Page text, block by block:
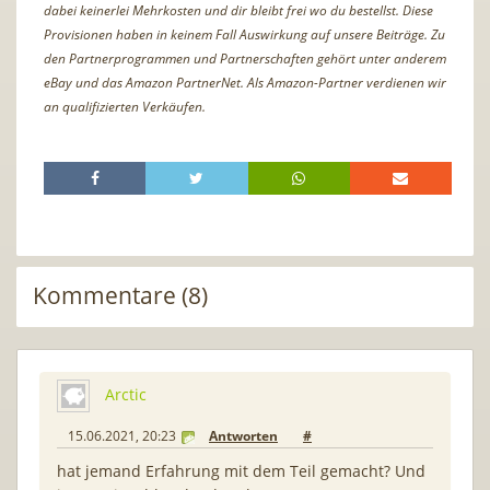
dabei keinerlei Mehrkosten und dir bleibt frei wo du bestellst. Diese
Provisionen haben in keinem Fall Auswirkung auf unsere Beiträge. Zu
den Partnerprogrammen und Partnerschaften gehört unter anderem
eBay und das Amazon PartnerNet. Als Amazon-Partner verdienen wir
an qualifizierten Verkäufen.
Kommentare (8)
Arctic
15.06.2021, 20:23 Antworten #
hat jemand Erfahrung mit dem Teil gemacht? Und